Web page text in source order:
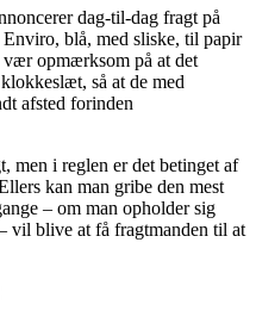
dag-til-dag fragt på
blå, med sliske, til papir
opmærksom på at det
så at de med
afsted forinden
men i reglen er det betinget af
kan man gribe den mest
– om man opholder sig
vil blive at få fragtmanden til at